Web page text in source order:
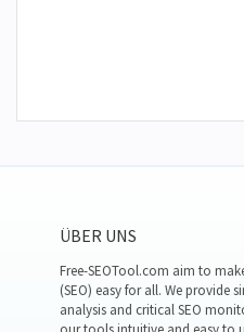
ÜBER UNS
Free-SEOTool.com aim to
(SEO) easy for all. We provide
analysis and critical SEO